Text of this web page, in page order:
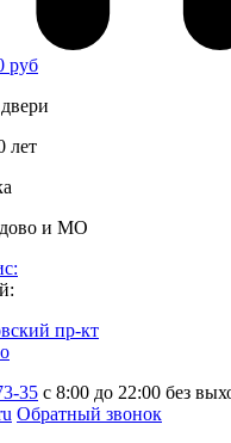
руб
лет
и МО
пр-кт
35 с 8:00 до 22:00 без
Обратный звонок